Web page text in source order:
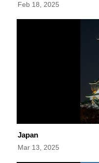
Feb 18, 2025
Japan
Mar 13, 2025